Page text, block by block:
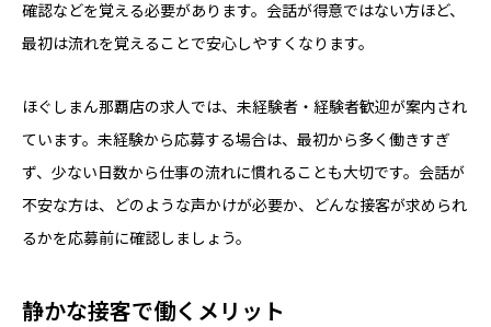
確認などを覚える必要があります。会話が得意ではない方ほど、
最初は流れを覚えることで安心しやすくなります。
ほぐしまん那覇店の求人では、未経験者・経験者歓迎が案内され
ています。未経験から応募する場合は、最初から多く働きすぎ
ず、少ない日数から仕事の流れに慣れることも大切です。会話が
不安な方は、どのような声かけが必要か、どんな接客が求められ
るかを応募前に確認しましょう。
静かな接客で働くメリット